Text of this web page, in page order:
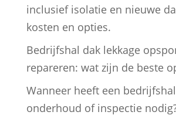
inclusief isolatie en nieuwe
kosten en opties.
Bedrijfshal dak lekkage
repareren: wat zijn de beste
Wanneer heeft een
onderhoud of inspectie